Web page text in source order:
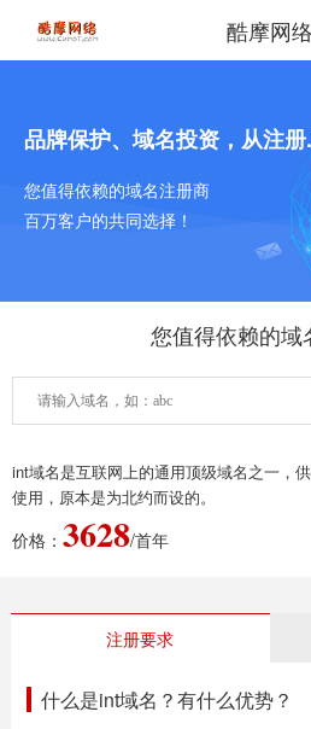
酷摩网络
品牌保护、域名投资，从注
您值得依赖的域名注册商
百万客户的共同选择！
您值得依赖的域
int域名是互联网上的通用顶级域名之一，
使用，原本是为北约而设的。
价格： 3628/首年
注册要求
什么是int域名？有什么优势？